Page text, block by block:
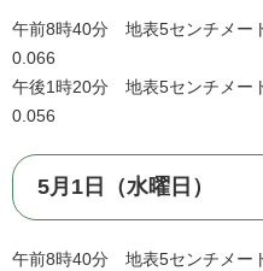
午前8時40分 地表5センチメー
0.066
午後1時20分 地表5センチメー
0.056
5月1日（水曜日）
午前8時40分 地表5センチメー